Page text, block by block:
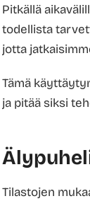
Pitkällä
todellista
jotta
Tämä
ja pitää siksi
Tilastojen